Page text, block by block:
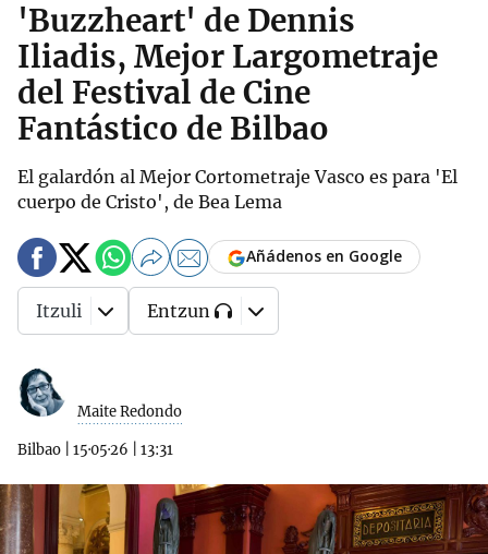
'Buzzheart' de Dennis
Iliadis, Mejor Largometraje
del Festival de Cine
Fantástico de Bilbao
El galardón al Mejor Cortometraje Vasco es para 'El
cuerpo de Cristo', de Bea Lema
Maite Redondo
Bilbao 15·05·26 13:31
Añádenos en Google
Itzuli Entzun